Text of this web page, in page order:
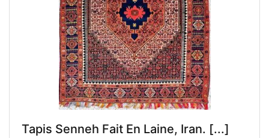
Tapis Senneh Fait En Laine, Iran. [...]